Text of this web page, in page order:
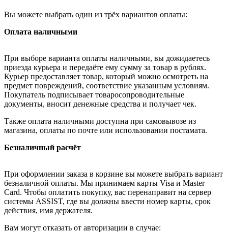
Вы можете выбрать один из трёх вариантов оплаты:
Оплата наличными
При выборе варианта оплаты наличными, вы дожидаетесь
приезда курьера и передаёте ему сумму за товар в рублях.
Курьер предоставляет товар, который можно осмотреть на
предмет повреждений, соответствие указанным условиям.
Покупатель подписывает товаросопроводительные
документы, вносит денежные средства и получает чек.
Также оплата наличными доступна при самовывозе из
магазина, оплаты по почте или использовании постамата.
Безналичный расчёт
При оформлении заказа в корзине вы можете выбрать вариант
безналичной оплаты. Мы принимаем карты Visa и Master
Card. Чтобы оплатить покупку, вас перенаправит на сервер
системы ASSIST, где вы должны ввести номер карты, срок
действия, имя держателя.
Вам могут отказать от авторизации в случае: